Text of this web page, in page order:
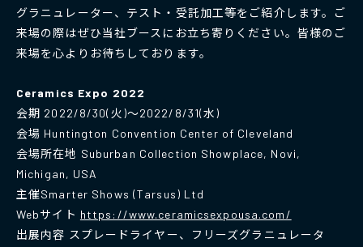
グラニュレーター、テスト・受託加工等をご紹介します。ご
来場の際はぜひ当社ブースにお立ち寄りください。皆様のご
来場を心よりお待ちしております。
Ceramics Expo 2022
会期 2022/8/30(火)～2022/8/31(水)
会場 Huntington Convention Center of Cleveland
会場所在地 Suburban Collection Showplace, Novi,
Michigan, USA
主催Smarter Shows (Tarsus) Ltd
Webサイト https://www.ceramicsexpousa.com/
出展内容 スプレードライヤー、フリーズグラニュレータ